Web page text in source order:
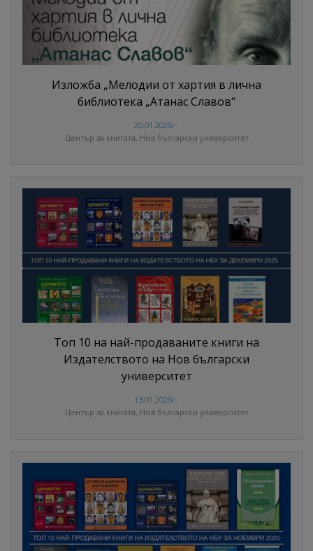
Изложба „Мелодии от хартия в лична
библиотека „Атанас Славов“
20.01.2026г.
Център за книгата, Нов български университет
Топ 10 на най-продаваните книги на
Издателството на Нов български
университет
13.01.2026г.
Център за книгата, Нов български университет